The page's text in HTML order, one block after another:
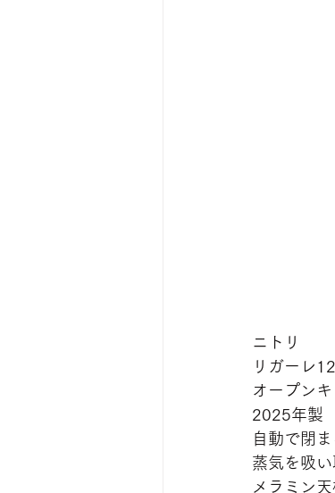
ニトリ
リガーレ
オープン
2025年製
自動で閉
蒸気を吸
メラミン